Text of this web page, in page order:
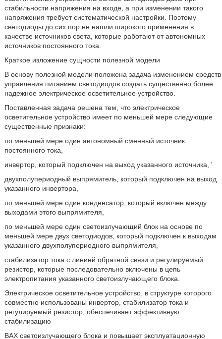
стабильности напряжения на входе, а при изменении такого
напряжения требует систематической настройки. Поэтому
светодиоды до сих пор не нашли широкого применения в
качестве источников света, которые работают от автономных
источников постоянного тока.
Краткое изложение сущности полезной модели
В основу полезной модели положена задача изменением средств
управления питанием светодиодов создать существенно более
надежное электрическое осветительное устройство.
Поставленная задача решена тем, что электрическое
осветительное устройство имеет по меньшей мере следующие
существенные признаки:
по меньшей мере один автономный сменный источник
постоянного тока,
инвертор, который подключен на выход указанного источника, '
двухполупериодный выпрямитель, который подключен на выход
указанного инвертора,
по меньшей мере один конденсатор, который включен между
выходами этого выпрямителя,
по меньшей мере один светоизлучающий блок на основе по
меньшей мере двух светодиодов, который подключен к выходам
указанного двухполупериодного выпрямителя,
стабилизатор тока с линией обратной связи и регулируемый
резистор, которые последовательно включены в цепь
электропитания указанного светоизлучающего блока.
Электрическое осветительное устройство, в структуре которого
совместно использованы инвертор, стабилизатор тока и
регулируемый резистор, обеспечивает эффективную
стабилизацию
ВАХ светоизлучающего блока и повышает эксплуатационную